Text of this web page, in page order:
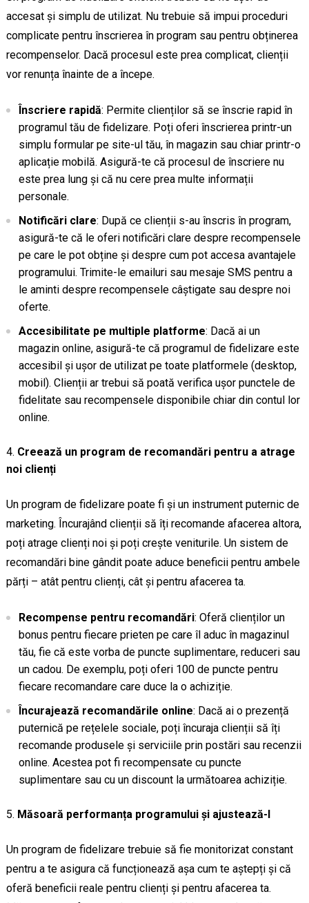
accesat și simplu de utilizat. Nu trebuie să impui proceduri
complicate pentru înscrierea în program sau pentru obținerea
recompenselor. Dacă procesul este prea complicat, clienții
vor renunța înainte de a începe.
Înscriere rapidă: Permite clienților să se înscrie rapid în
programul tău de fidelizare. Poți oferi înscrierea printr-un
simplu formular pe site-ul tău, în magazin sau chiar printr-o
aplicație mobilă. Asigură-te că procesul de înscriere nu
este prea lung și că nu cere prea multe informații
personale.
Notificări clare: După ce clienții s-au înscris în program,
asigură-te că le oferi notificări clare despre recompensele
pe care le pot obține și despre cum pot accesa avantajele
programului. Trimite-le emailuri sau mesaje SMS pentru a
le aminti despre recompensele câștigate sau despre noi
oferte.
Accesibilitate pe multiple platforme: Dacă ai un
magazin online, asigură-te că programul de fidelizare este
accesibil și ușor de utilizat pe toate platformele (desktop,
mobil). Clienții ar trebui să poată verifica ușor punctele de
fidelitate sau recompensele disponibile chiar din contul lor
online.
Creează un program de recomandări pentru a atrage
noi clienți
Un program de fidelizare poate fi și un instrument puternic de
marketing. Încurajând clienții să îți recomande afacerea altora,
poți atrage clienți noi și poți crește veniturile. Un sistem de
recomandări bine gândit poate aduce beneficii pentru ambele
părți – atât pentru clienți, cât și pentru afacerea ta.
Recompense pentru recomandări: Oferă clienților un
bonus pentru fiecare prieten pe care îl aduc în magazinul
tău, fie că este vorba de puncte suplimentare, reduceri sau
un cadou. De exemplu, poți oferi 100 de puncte pentru
fiecare recomandare care duce la o achiziție.
Încurajează recomandările online: Dacă ai o prezență
puternică pe rețelele sociale, poți încuraja clienții să îți
recomande produsele și serviciile prin postări sau recenzii
online. Acestea pot fi recompensate cu puncte
suplimentare sau cu un discount la următoarea achiziție.
Măsoară performanța programului și ajustează-l
Un program de fidelizare trebuie să fie monitorizat constant
pentru a te asigura că funcționează așa cum te aștepți și că
oferă beneficii reale pentru clienți și pentru afacerea ta.